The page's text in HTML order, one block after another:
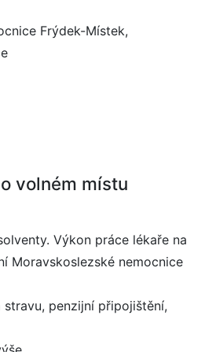
Frýdek-Místek,
volném místu
Výkon práce lékaře na
Moravskoslezské nemocnice
penzijní připojištění,